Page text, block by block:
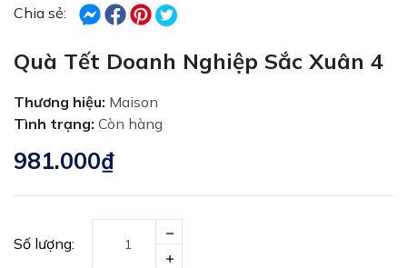
Chia sẻ:
Quà Tết Doanh Nghiệp Sắc Xuân 4
Thương hiệu: Maison
Tình trạng: Còn hàng
981.000₫
Số lượng: